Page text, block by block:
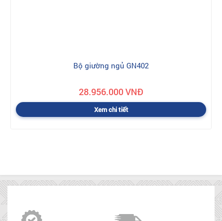
Bộ giường ngủ GN402
28.956.000 VNĐ
Xem chi tiết